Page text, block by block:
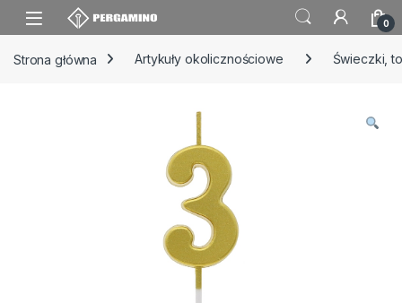
Skip to navigation
Skip to content
0
Strona główna Artykuły okolicznościowe Świeczki,